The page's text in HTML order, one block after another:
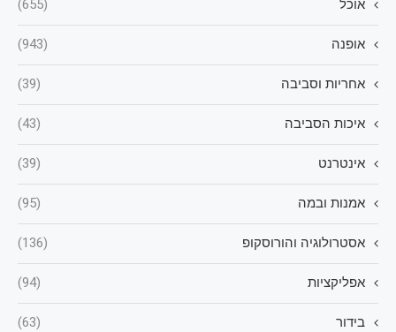
אוכל (655)
אופנה (943)
אחריות וסביבה (39)
איכות הסביבה (43)
אינטרנט (39)
אמנות ובמה (95)
אסטרולוגיה והורוסקופ (136)
אפליקציות (94)
בידור (63)